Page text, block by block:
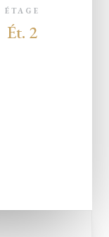
ÉTAGE
Ét. 2